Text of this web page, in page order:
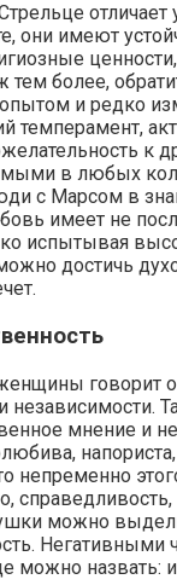
отличает
они имеют
тем более,
и редко
темперамент,
к
в любых
с Марсом в
имеет не
испытывая
достичь
говорит
независимости.
мнение и
непременно
справедливость,
можно
можно